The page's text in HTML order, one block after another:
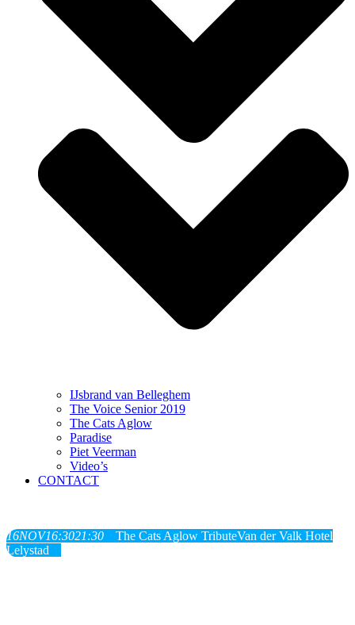
IJsbrand van Belleghem
The Voice Senior 2019
The Cats Aglow
Paradise
Piet Veerman
Video’s
CONTACT
16NOV16:3021:30 The Cats Aglow TributeVan der Valk Hotel
Lelystad